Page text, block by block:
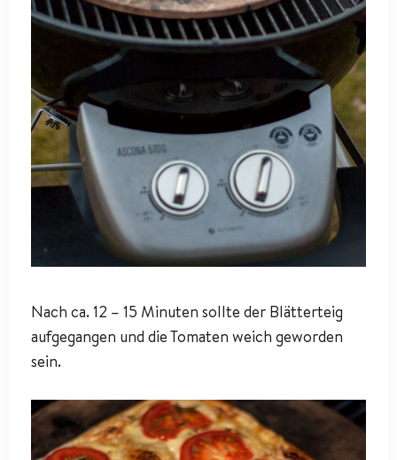
Nach ca. 12 – 15 Minuten sollte der Blätterteig
aufgegangen und die Tomaten weich geworden
sein.